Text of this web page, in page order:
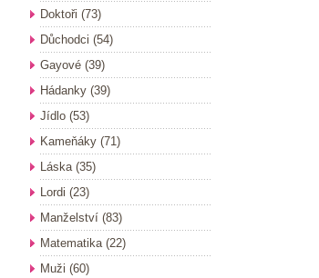
Doktoři (73)
Důchodci (54)
Gayové (39)
Hádanky (39)
Jídlo (53)
Kameňáky (71)
Láska(35)
Lordi (23)
Manželství (83)
Matematika(22)
Muži (60)